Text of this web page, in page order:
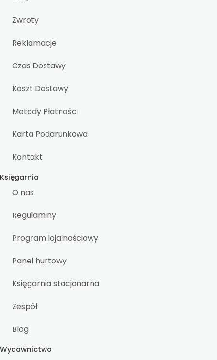
Zwroty
Reklamacje
Czas Dostawy
Koszt Dostawy
Metody Płatności
Karta Podarunkowa
Kontakt
Księgarnia
O nas
Regulaminy
Program lojalnościowy
Panel hurtowy
Księgarnia stacjonarna
Zespół
Blog
Wydawnictwo